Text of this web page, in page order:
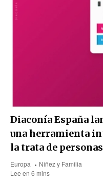
Diaconía España
una herramienta
la trata de personas
Europa
Niñez y Familia
Lee en 6 mins